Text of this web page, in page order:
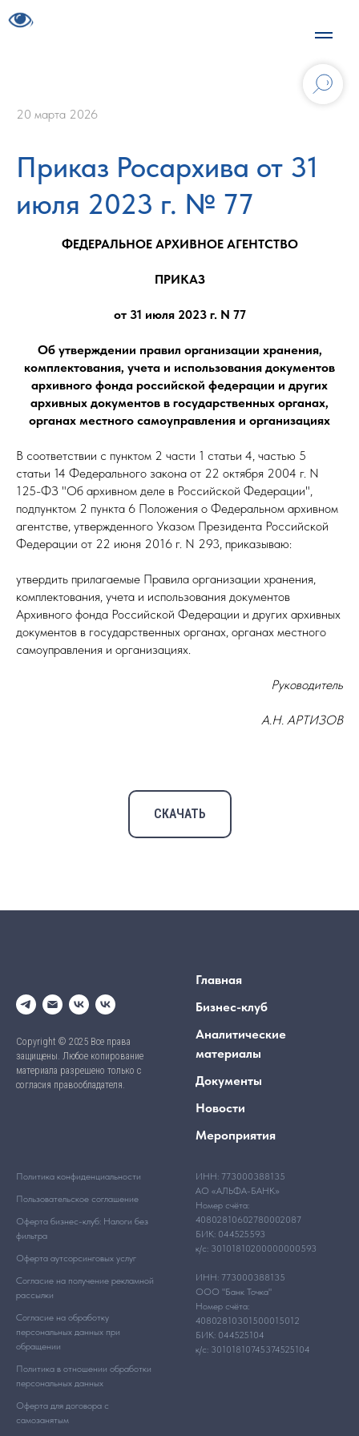
20 марта 2026
Приказ Росархива от 31
июля 2023 г. № 77
ФЕДЕРАЛЬНОЕ АРХИВНОЕ АГЕНТСТВО
ПРИКАЗ
от 31 июля 2023 г. N 77
Об утверждении правил организации хранения,
комплектования, учета и использования документов
архивного фонда российской федерации и других
архивных документов в государственных органах,
органах местного самоуправления и организациях
В соответствии с пунктом 2 части 1 статьи 4, частью 5
статьи 14 Федерального закона от 22 октября 2004 г. N
125-ФЗ "Об архивном деле в Российской Федерации",
подпунктом 2 пункта 6 Положения о Федеральном архивном
агентстве, утвержденного Указом Президента Российской
Федерации от 22 июня 2016 г. N 293, приказываю:
утвердить прилагаемые Правила организации хранения,
комплектования, учета и использования документов
Архивного фонда Российской Федерации и других архивных
документов в государственных органах, органах местного
самоуправления и организациях.
Руководитель
А.Н. АРТИЗОВ
СКАЧАТЬ
Copyright © 2025 Все права
защищены. Любое копирование
материала разрешено только с
согласия правообладателя.
Главная
Бизнес-клуб
Аналитические
материалы
Документы
Новости
Мероприятия
Политика конфиденциальности
Пользовательское соглашение
Оферта бизнес-клуб: Налоги без
фильтра
Оферта аутсорсинговых услуг
Согласие на получение рекламной
рассылки
Согласие на обработку
персональных данных при
обращении
Политика в отношении обработки
персональных данных
Оферта для договора с
самозанятым
ИНН: 773000388135
АО «АЛЬФА-БАНК»
Номер счёта:
40802810602780002087
БИК: 044525593
к/с: 30101810200000000593
ИНН: 773000388135
ООО "Банк Точка"
Номер счёта:
40802810301500015012
БИК: 044525104
к/с: 30101810745374525104